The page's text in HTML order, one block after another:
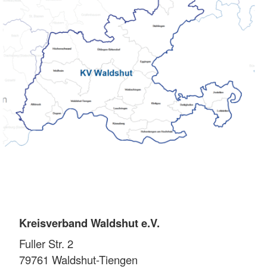
Kreisverband Waldshut e.V.
Fuller Str. 2
79761 Waldshut-Tiengen